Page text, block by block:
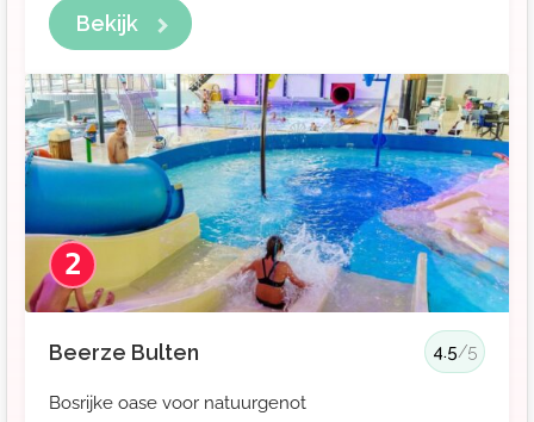
Bekijk
2
Beerze Bulten 4.5/5
Bosrijke oase voor natuurgenot